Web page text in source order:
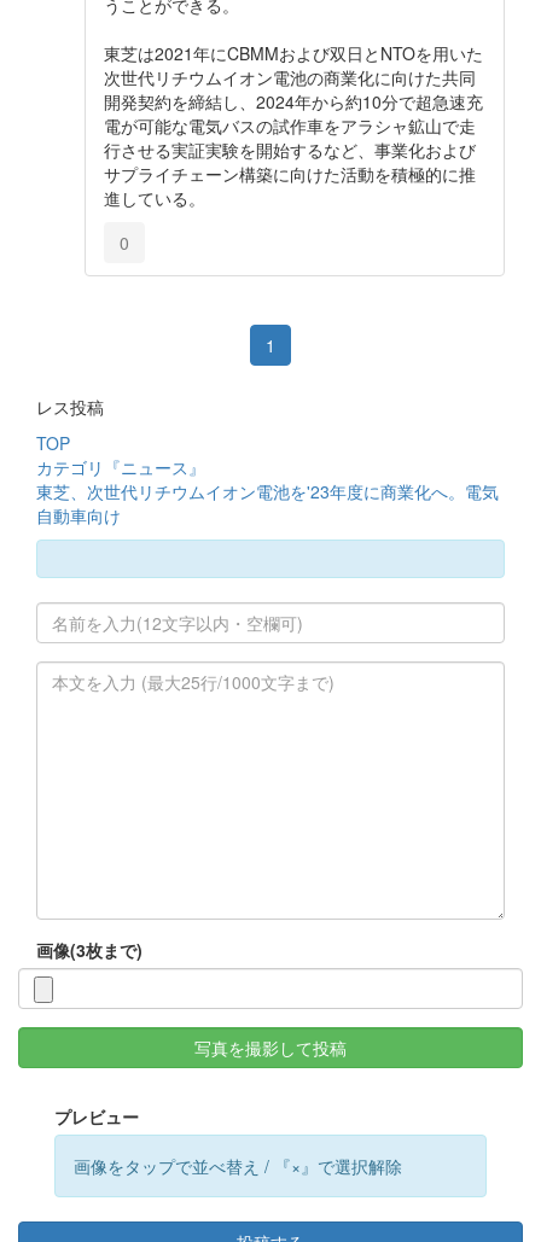
うことができる。
東芝は2021年にCBMMおよび双日とNTOを用いた
次世代リチウムイオン電池の商業化に向けた共同
開発契約を締結し、2024年から約10分で超急速充
電が可能な電気バスの試作車をアラシャ鉱山で走
行させる実証実験を開始するなど、事業化および
サプライチェーン構築に向けた活動を積極的に推
進している。
0
1
レス投稿
TOP
カテゴリ『ニュース』
東芝、次世代リチウムイオン電池を'23年度に商業化へ。電気
自動車向け
画像(3枚まで)
写真を撮影して投稿
プレビュー
画像をタップで並べ替え / 『×』で選択解除